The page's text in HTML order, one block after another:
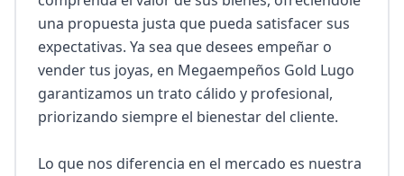
una propuesta justa que pueda satisfacer sus
expectativas. Ya sea que desees empeñar o
vender tus joyas, en Megaempeños Gold Lugo
garantizamos un trato cálido y profesional,
priorizando siempre el bienestar del cliente.
Lo que nos diferencia en el mercado es nuestra